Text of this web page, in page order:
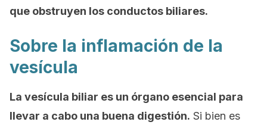
que obstruyen los conductos biliares.
Sobre la inflamación de la
vesícula
La vesícula biliar es un órgano esencial para
llevar a cabo una buena digestión. Si bien es